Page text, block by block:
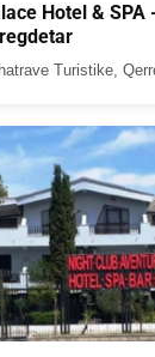
Hotel &
Turistike,